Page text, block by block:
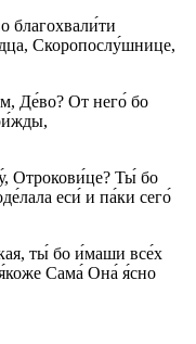
благохвали́ти
Скоропослу́шнице,
Де́во? От него́ бо
Отрокови́це? Ты́ бо
еси́ и па́ки сего́
ты́ бо и́маши все́х
Сама́ Она́ я́сно